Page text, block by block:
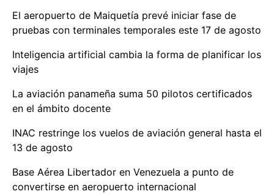
El aeropuerto de Maiquetía prevé iniciar fase de
pruebas con terminales temporales este 17 de agosto
Inteligencia artificial cambia la forma de planificar los
viajes
La aviación panameña suma 50 pilotos certificados
en el ámbito docente
INAC restringe los vuelos de aviación general hasta el
13 de agosto
Base Aérea Libertador en Venezuela a punto de
convertirse en aeropuerto internacional